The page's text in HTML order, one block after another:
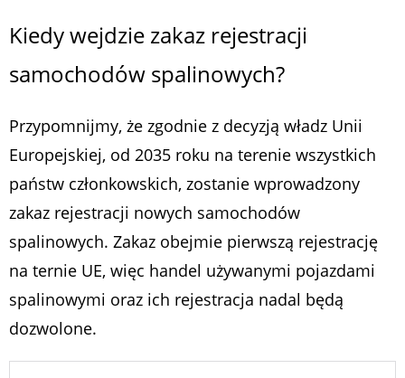
Kiedy wejdzie zakaz rejestracji
samochodów spalinowych?
Przypomnijmy, że zgodnie z decyzją władz Unii
Europejskiej, od 2035 roku na terenie wszystkich
państw członkowskich, zostanie wprowadzony
zakaz rejestracji nowych samochodów
spalinowych. Zakaz obejmie pierwszą rejestrację
na ternie UE, więc handel używanymi pojazdami
spalinowymi oraz ich rejestracja nadal będą
dozwolone.